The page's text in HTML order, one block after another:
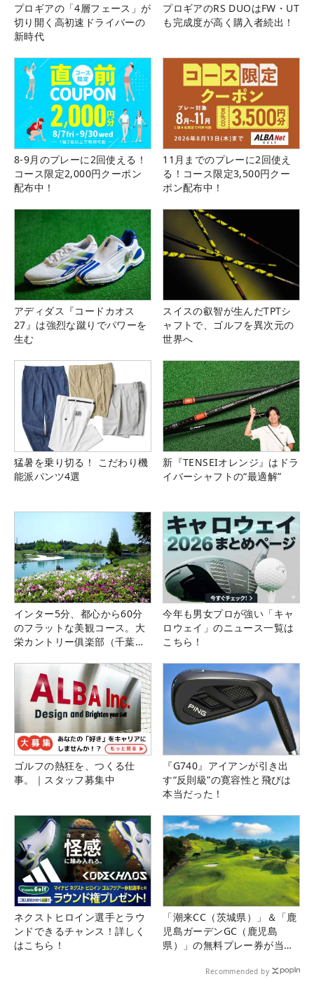
プロギアの「4層フェース」が
切り開く高初速ドライバーの
新時代
プロギアのRS DUOはFW・UT
も完成度が高く購入者続出！
8-9月のプレーに2回使える！
コース限定2,000円クーポン
配布中！
11月までのプレーに2回使え
る！コース限定3,500円クー
ポン配布中！
アディダス『コードカオス
27』は強烈な蹴りでパワーを
生む
スイスの叡智が生んだTPTシ
ャフトで、ゴルフを異次元の
世界へ
猛暑を乗り切る！ こだわり機
能派パンツ4選
新『TENSEIオレンジ』はドラ
イバーシャフトの“最適解”
インター5分、都心から60分
のフラットな美観コース。大
栄カントリー俱楽部（千葉
今年も男女プロが強い「キャ
ロウェイ」のニュース一覧は
こちら！
ゴルフの熱狂を、つくる仕
事。｜スタッフ募集中
『G740』アイアンが引き出
す“反則級”の寛容性と飛びは
本当だった！
ネクストヒロイン選手とラウ
ンドできるチャンス！詳しく
はこちら！
「潮来CC（茨城県）」＆「鹿
児島ガーデンGC（鹿児島
県）」の無料プレー券が当た
Recommended by